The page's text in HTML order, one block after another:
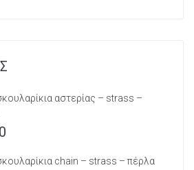
αστερίας – strass –
chain – strass – πέρλα